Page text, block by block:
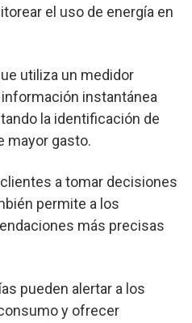
el uso de energía en
utiliza un medidor
instantánea
la identificación de
mayor gasto.
a tomar decisiones
permite a los
más precisas
pueden alertar a los
y ofrecer